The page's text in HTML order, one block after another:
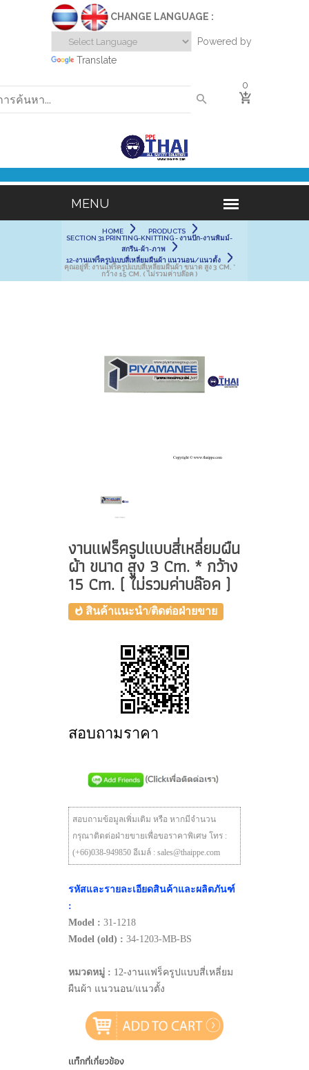
CHANGE LANGUAGE :
Powered by
Translate
0
HOME
PRODUCTS
SECTION 31 PRINTING-KNITTING - งานปัก-งานพิมม์-
สกรีน-ผ้า-ภาพ
12-งานแฟร็ครูปแบบสี่เหลี่ยมผืนผ้า แนวนอน/แนวตั้ง
คุณอยู่ที่: งานแฟร็ครูปแบบสี่เหลี่ยมผืนผ้า ขนาด สูง 3 CM. *
กว้าง 15 CM. ( ไม่รวมค่าบล๊อค )
งานแฟร็ครูปแบบสี่เหลี่ยมผืน
ผ้า ขนาด สูง 3 Cm. * กว้าง
15 Cm. ( ไม่รวมค่าบล๊อค )
สินค้าแนะนำ/ติดต่อฝ่ายขาย
สอบถามราคา
สอบถามข้อมูลเพิ่มเติม หรือ หากมีจำนวน
กรุณาติดต่อฝ่ายขายเพื่อขอราคาพิเศษ โทร :
(+66)038-949850 อีเมล์ : sales@thaippe.com
รหัสและรายละเอียดสินค้าและผลิตภันฑ์
:
Model : 31-1218
Model (old) : 34-1203-MB-BS
หมวดหมู่ : 12-งานแฟร็ครูปแบบสี่เหลี่ยม
ผืนผ้า แนวนอน/แนวตั้ง
แท็กที่เกี่ยวข้อง